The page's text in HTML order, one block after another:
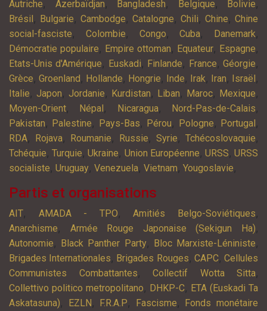
Autriche, Azerbaïdjan, Bangladesh, Belgique, Bolivie,
Brésil , Bulgarie, Cambodge, Catalogne, Chili, Chine, Chine
social-fasciste, Colombie, Congo,Cuba, Danemark,
Démocratie populaire, Empire ottoman, Equateur, Espagne,
Etats-Unis d'Amérique, Euskadi, Finlande, France,Géorgie,
Grèce, Groenland , Hollande, Hongrie, Inde, Irak, Iran, Israël ,
Italie, Japon, Jordanie, Kurdistan, Liban, Maroc, Mexique,
Moyen-Orient, Népal , Nicaragua, Nord-Pas-de-Calais,
Pakistan, Palestine, Pays-Bas, Pérou, Pologne, Portugal ,
RDA, Rojava, Roumanie, Russie, Syrie, Tchécoslovaquie,
Tchéquie,Turquie,Ukraine, Union Européenne, URSS,URSS
socialiste, Uruguay, Venezuela, Vietnam, Yougoslavie,
Partis et organisations
AIT, AMADA - TPO,Amitiés Belgo-Soviétiques,
Anarchisme, Armée Rouge Japonaise (Sekigun Ha),
Autonomie, Black Panther Party, Bloc Marxiste-Léniniste,
Brigades Internationales, Brigades Rouges, CAPC,Cellules
Communistes Combattantes, Collectif Wotta Sitta,
Collettivo politico metropolitano, DHKP-C, ETA (Euskadi Ta
Askatasuna), EZLN , F.R.A.P, Fascisme,
Fonds monétaire